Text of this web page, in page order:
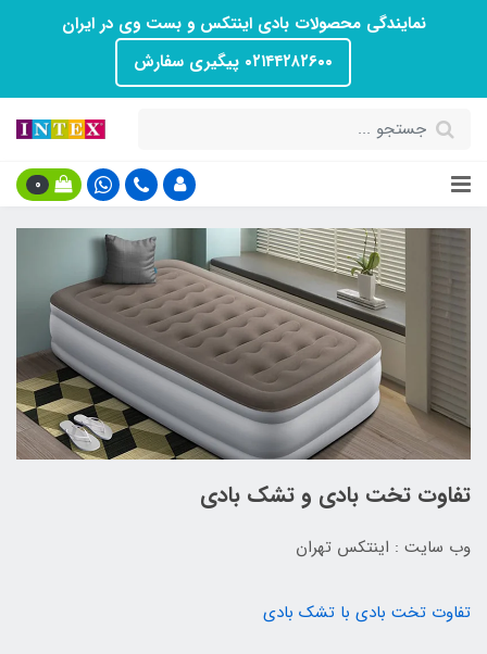
نمایندگی محصولات بادی اینتکس و بست وی در ایران
۰۲۱۴۴۲۸۲۶۰۰ پیگیری سفارش
0
تفاوت تخت بادی و تشک بادی
وب سایت : اینتکس تهران
تفاوت تخت بادی با تشک بادی